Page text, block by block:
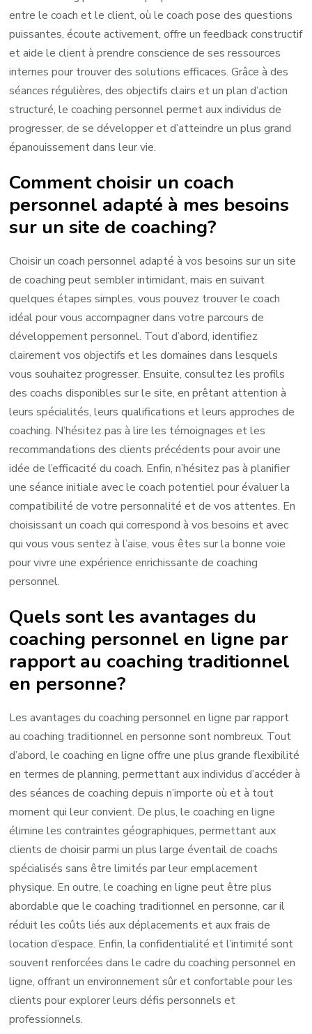
entre le coach et le client, où le coach pose des questions
puissantes, écoute activement, offre un feedback constructif
et aide le client à prendre conscience de ses ressources
internes pour trouver des solutions efficaces. Grâce à des
séances régulières, des objectifs clairs et un plan d’action
structuré, le coaching personnel permet aux individus de
progresser, de se développer et d’atteindre un plus grand
épanouissement dans leur vie.
Comment choisir un coach
personnel adapté à mes besoins
sur un site de coaching?
Choisir un coach personnel adapté à vos besoins sur un site
de coaching peut sembler intimidant, mais en suivant
quelques étapes simples, vous pouvez trouver le coach
idéal pour vous accompagner dans votre parcours de
développement personnel. Tout d’abord, identifiez
clairement vos objectifs et les domaines dans lesquels
vous souhaitez progresser. Ensuite, consultez les profils
des coachs disponibles sur le site, en prêtant attention à
leurs spécialités, leurs qualifications et leurs approches de
coaching. N’hésitez pas à lire les témoignages et les
recommandations des clients précédents pour avoir une
idée de l’efficacité du coach. Enfin, n’hésitez pas à planifier
une séance initiale avec le coach potentiel pour évaluer la
compatibilité de votre personnalité et de vos attentes. En
choisissant un coach qui correspond à vos besoins et avec
qui vous vous sentez à l’aise, vous êtes sur la bonne voie
pour vivre une expérience enrichissante de coaching
personnel.
Quels sont les avantages du
coaching personnel en ligne par
rapport au coaching traditionnel
en personne?
Les avantages du coaching personnel en ligne par rapport
au coaching traditionnel en personne sont nombreux. Tout
d’abord, le coaching en ligne offre une plus grande flexibilité
en termes de planning, permettant aux individus d’accéder à
des séances de coaching depuis n’importe où et à tout
moment qui leur convient. De plus, le coaching en ligne
élimine les contraintes géographiques, permettant aux
clients de choisir parmi un plus large éventail de coachs
spécialisés sans être limités par leur emplacement
physique. En outre, le coaching en ligne peut être plus
abordable que le coaching traditionnel en personne, car il
réduit les coûts liés aux déplacements et aux frais de
location d’espace. Enfin, la confidentialité et l’intimité sont
souvent renforcées dans le cadre du coaching personnel en
ligne, offrant un environnement sûr et confortable pour les
clients pour explorer leurs défis personnels et
professionnels.